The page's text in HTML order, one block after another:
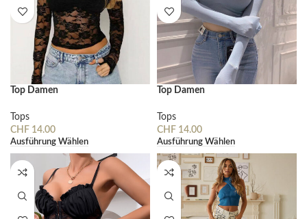
Top Damen
Tops
CHF 14.00
Ausführung Wählen
Top Damen
Tops
CHF 14.00
Ausführung Wählen